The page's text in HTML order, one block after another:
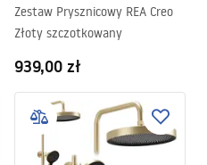
Zestaw Prysznicowy REA Creo
Złoty szczotkowany
939,00 zł